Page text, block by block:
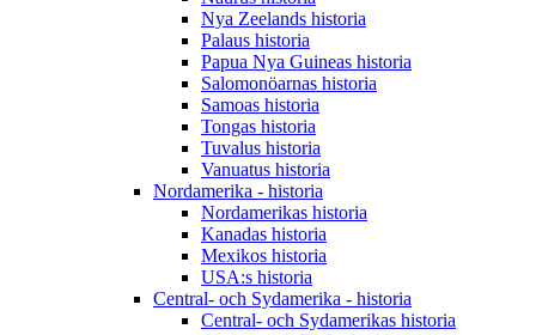
Nya Zeelands historia
Palaus historia
Papua Nya Guineas historia
Salomonöarnas historia
Samoas historia
Tongas historia
Tuvalus historia
Vanuatus historia
Nordamerika - historia
Nordamerikas historia
Kanadas historia
Mexikos historia
USA:s historia
Central- och Sydamerika - historia
Central- och Sydamerikas historia